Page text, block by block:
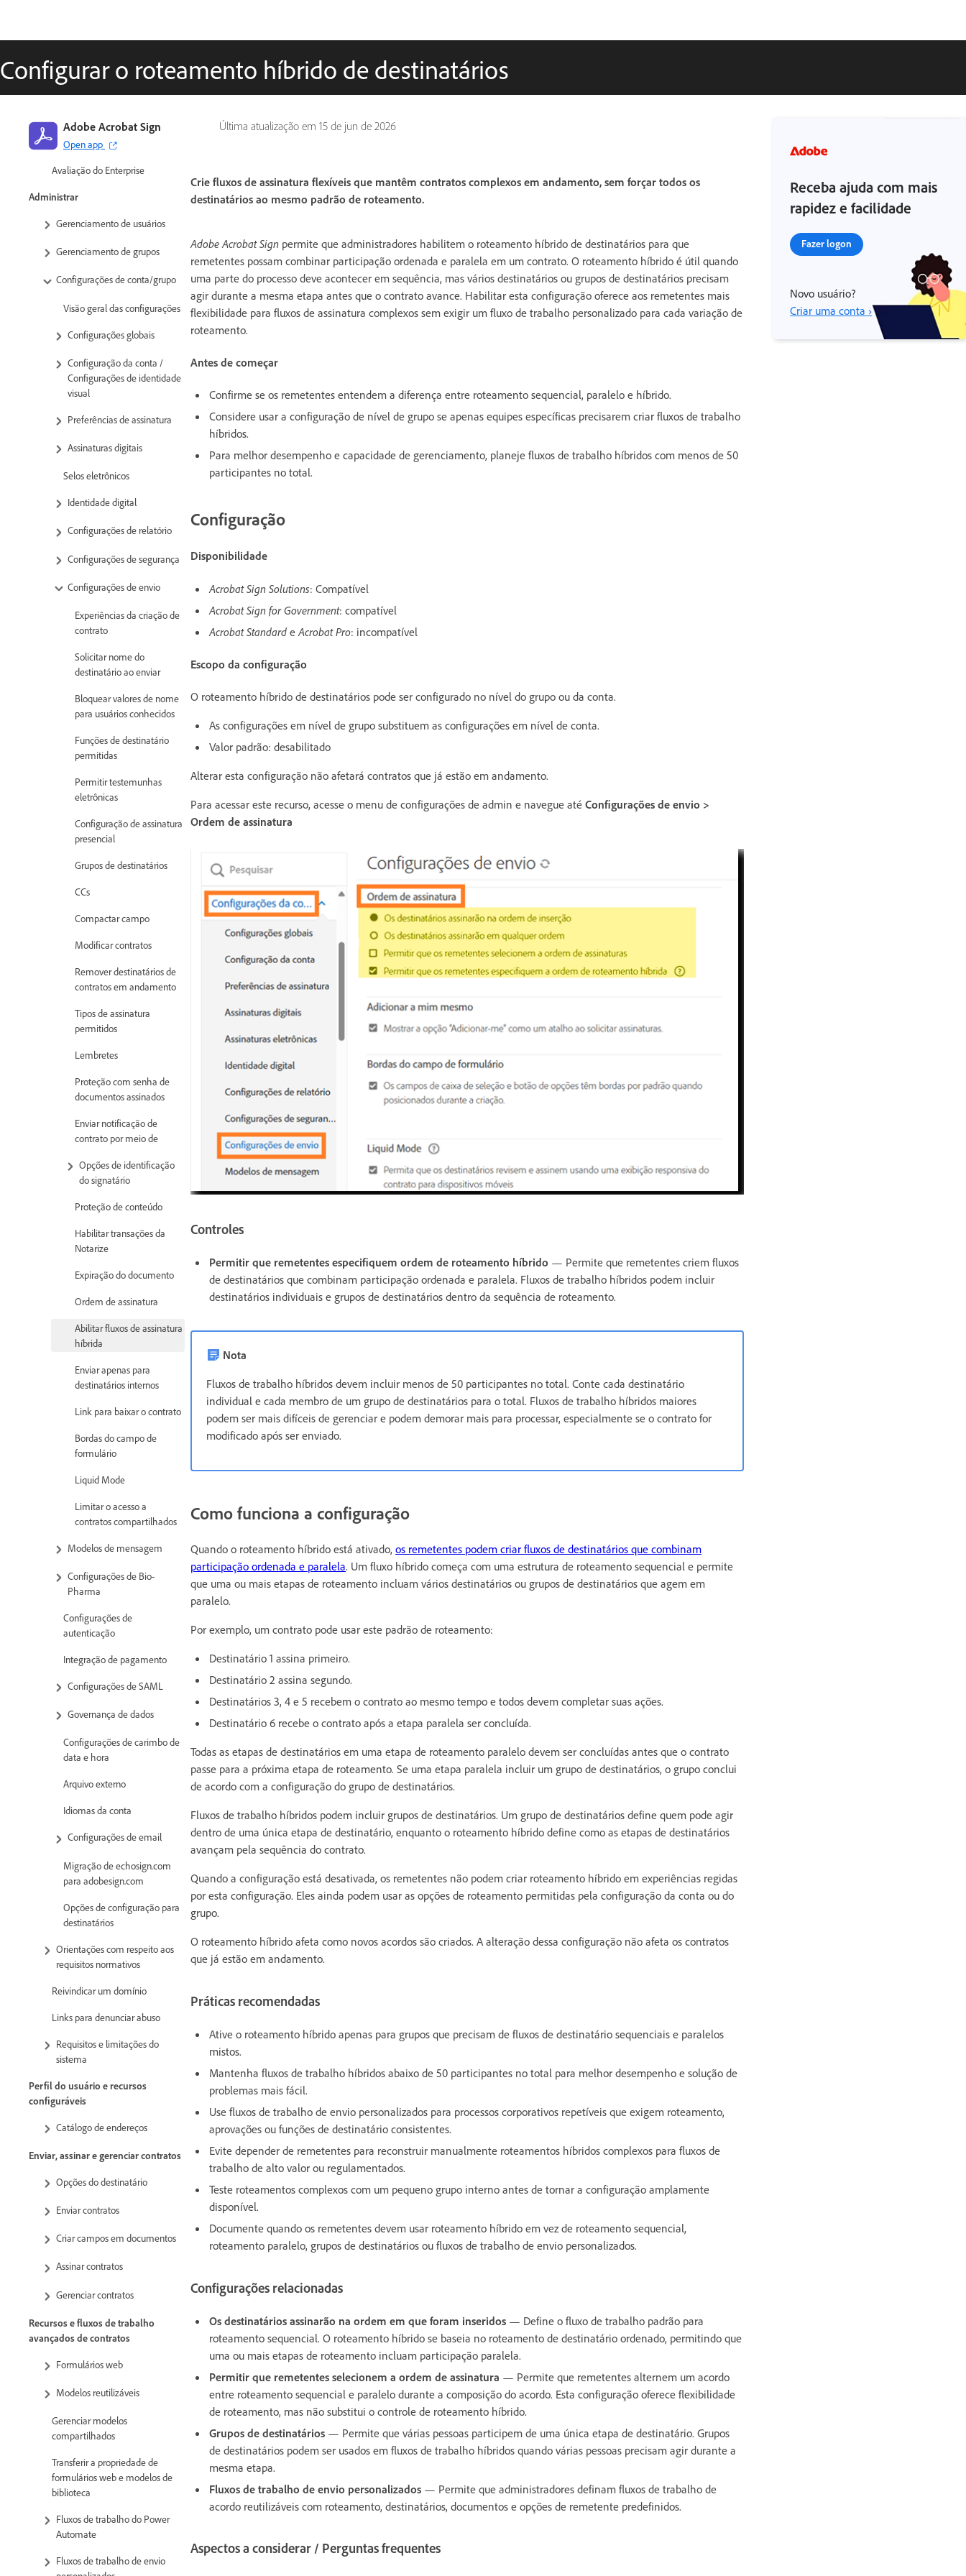
Configurar o roteamento híbrido de destinatários
Última atualização em 15 de jun de 2026
Adobe Acrobat Sign
Open app
Guia de início rápido para
Perguntas frequentes
Avaliação do Enterprise
Administrar
Gerenciamento de usuários
Gerenciamento de grupos
Configurações de conta/grupo
Visão geral das configurações
Configurações globais
Configuração da conta /
Configurações de identidade
visual
Preferências de assinatura
Assinaturas digitais
Selos eletrônicos
Identidade digital
Configurações de relatório
Configurações de segurança
Configurações de envio
Experiências da criação de
contrato
Solicitar nome do
destinatário ao enviar
Bloquear valores de nome
para usuários conhecidos
Funções de destinatário
permitidas
Permitir testemunhas
eletrônicas
Configuração de assinatura
presencial
Grupos de destinatários
CCs
Compactar campo
Modificar contratos
Remover destinatários de
contratos em andamento
Tipos de assinatura
permitidos
Lembretes
Proteção com senha de
documentos assinados
Enviar notificação de
contrato por meio de
Opções de identificação
do signatário
Proteção de conteúdo
Habilitar transações da
Notarize
Expiração do documento
Ordem de assinatura
Abilitar fluxos de assinatura
híbrida
Enviar apenas para
destinatários internos
Link para baixar o contrato
Bordas do campo de
formulário
Liquid Mode
Limitar o acesso a
contratos compartilhados
Modelos de mensagem
Configurações de Bio-
Pharma
Configurações de
autenticação
Integração de pagamento
Configurações de SAML
Governança de dados
Configurações de carimbo de
data e hora
Arquivo externo
Idiomas da conta
Configurações de email
Migração de echosign.com
para adobesign.com
Opções de configuração para
destinatários
Orientações com respeito aos
requisitos normativos
Reivindicar um domínio
Links para denunciar abuso
Requisitos e limitações do
sistema
Perfil do usuário e recursos
configuráveis
Catálogo de endereços
Enviar, assinar e gerenciar contratos
Opções do destinatário
Enviar contratos
Criar campos em documentos
Assinar contratos
Gerenciar contratos
Recursos e fluxos de trabalho
avançados de contratos
Formulários web
Modelos reutilizáveis
Gerenciar modelos
compartilhados
Transferir a propriedade de
formulários web e modelos de
biblioteca
Fluxos de trabalho do Power
Automate
Fluxos de trabalho de envio
Crie fluxos de assinatura flexíveis que mantêm contratos complexos em andamento, sem forçar todos os
destinatários ao mesmo padrão de roteamento.
Adobe Acrobat Sign permite que administradores habilitem o roteamento híbrido de destinatários para que
remetentes possam combinar participação ordenada e paralela em um contrato. O roteamento híbrido é útil quando
uma parte do processo deve acontecer em sequência, mas vários destinatários ou grupos de destinatários precisam
agir durante a mesma etapa antes que o contrato avance. Habilitar esta configuração oferece aos remetentes mais
flexibilidade para fluxos de assinatura complexos sem exigir um fluxo de trabalho personalizado para cada variação de
roteamento.
Antes de começar
Confirme se os remetentes entendem a diferença entre roteamento sequencial, paralelo e híbrido.
Considere usar a configuração de nível de grupo se apenas equipes específicas precisarem criar fluxos de trabalho
híbridos.
Para melhor desempenho e capacidade de gerenciamento, planeje fluxos de trabalho híbridos com menos de 50
participantes no total.
Configuração
Disponibilidade
Acrobat Sign Solutions: Compatível
Acrobat Sign for Government: compatível
Acrobat Standard e Acrobat Pro: incompatível
Escopo da configuração
O roteamento híbrido de destinatários pode ser configurado no nível do grupo ou da conta.
As configurações em nível de grupo substituem as configurações em nível de conta.
Valor padrão: desabilitado
Alterar esta configuração não afetará contratos que já estão em andamento.
Para acessar este recurso, acesse o menu de configurações de admin e navegue até Configurações de envio >
Ordem de assinatura
Controles
Permitir que remetentes especifiquem ordem de roteamento híbrido — Permite que remetentes criem fluxos
de destinatários que combinam participação ordenada e paralela. Fluxos de trabalho híbridos podem incluir
destinatários individuais e grupos de destinatários dentro da sequência de roteamento.
Nota
Fluxos de trabalho híbridos devem incluir menos de 50 participantes no total. Conte cada destinatário
individual e cada membro de um grupo de destinatários para o total. Fluxos de trabalho híbridos maiores
podem ser mais difíceis de gerenciar e podem demorar mais para processar, especialmente se o contrato for
modificado após ser enviado.
Como funciona a configuração
Quando o roteamento híbrido está ativado, os remetentes podem criar fluxos de destinatários que combinam
participação ordenada e paralela. Um fluxo híbrido começa com uma estrutura de roteamento sequencial e permite
que uma ou mais etapas de roteamento incluam vários destinatários ou grupos de destinatários que agem em
paralelo.
Por exemplo, um contrato pode usar este padrão de roteamento:
Destinatário 1 assina primeiro.
Destinatário 2 assina segundo.
Destinatários 3, 4 e 5 recebem o contrato ao mesmo tempo e todos devem completar suas ações.
Destinatário 6 recebe o contrato após a etapa paralela ser concluída.
Todas as etapas de destinatários em uma etapa de roteamento paralelo devem ser concluídas antes que o contrato
passe para a próxima etapa de roteamento. Se uma etapa paralela incluir um grupo de destinatários, o grupo conclui
de acordo com a configuração do grupo de destinatários.
Fluxos de trabalho híbridos podem incluir grupos de destinatários. Um grupo de destinatários define quem pode agir
dentro de uma única etapa de destinatário, enquanto o roteamento híbrido define como as etapas de destinatários
avançam pela sequência do contrato.
Quando a configuração está desativada, os remetentes não podem criar roteamento híbrido em experiências regidas
por esta configuração. Eles ainda podem usar as opções de roteamento permitidas pela configuração da conta ou do
grupo.
O roteamento híbrido afeta como novos acordos são criados. A alteração dessa configuração não afeta os contratos
que já estão em andamento.
Práticas recomendadas
Ative o roteamento híbrido apenas para grupos que precisam de fluxos de destinatário sequenciais e paralelos
mistos.
Mantenha fluxos de trabalho híbridos abaixo de 50 participantes no total para melhor desempenho e solução de
problemas mais fácil.
Use fluxos de trabalho de envio personalizados para processos corporativos repetíveis que exigem roteamento,
aprovações ou funções de destinatário consistentes.
Evite depender de remetentes para reconstruir manualmente roteamentos híbridos complexos para fluxos de
trabalho de alto valor ou regulamentados.
Teste roteamentos complexos com um pequeno grupo interno antes de tornar a configuração amplamente
disponível.
Documente quando os remetentes devem usar roteamento híbrido em vez de roteamento sequencial,
roteamento paralelo, grupos de destinatários ou fluxos de trabalho de envio personalizados.
Configurações relacionadas
Os destinatários assinarão na ordem em que foram inseridos — Define o fluxo de trabalho padrão para
roteamento sequencial. O roteamento híbrido se baseia no roteamento de destinatário ordenado, permitindo que
uma ou mais etapas de roteamento incluam participação paralela.
Permitir que remetentes selecionem a ordem de assinatura — Permite que remetentes alternem um acordo
entre roteamento sequencial e paralelo durante a composição do acordo. Esta configuração oferece flexibilidade
de roteamento, mas não substitui o controle de roteamento híbrido.
Grupos de destinatários — Permite que várias pessoas participem de uma única etapa de destinatário. Grupos
de destinatários podem ser usados em fluxos de trabalho híbridos quando várias pessoas precisam agir durante a
mesma etapa.
Fluxos de trabalho de envio personalizados — Permite que administradores definam fluxos de trabalho de
acordo reutilizáveis com roteamento, destinatários, documentos e opções de remetente predefinidos.
Aspectos a considerar / Perguntas frequentes
Receba ajuda com mais
rapidez e facilidade
Fazer logon
Novo usuário?
Criar uma conta ›